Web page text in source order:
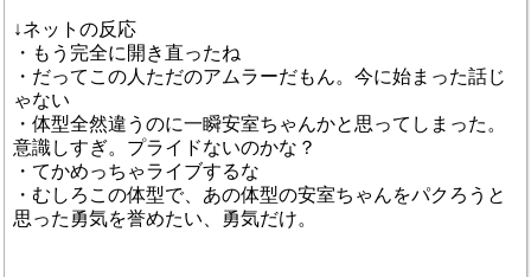
↓ネットの反応
・もう完全に開き直ったね
・だってこの人ただのアムラーだもん。今に始まった話じ
ゃない
・体型全然違うのに一瞬安室ちゃんかと思ってしまった。
意識しすぎ。プライドないのかな？
・てかめっちゃライブするな
・むしろこの体型で、あの体型の安室ちゃんをパクろうと
思った勇気を誉めたい、勇気だけ。